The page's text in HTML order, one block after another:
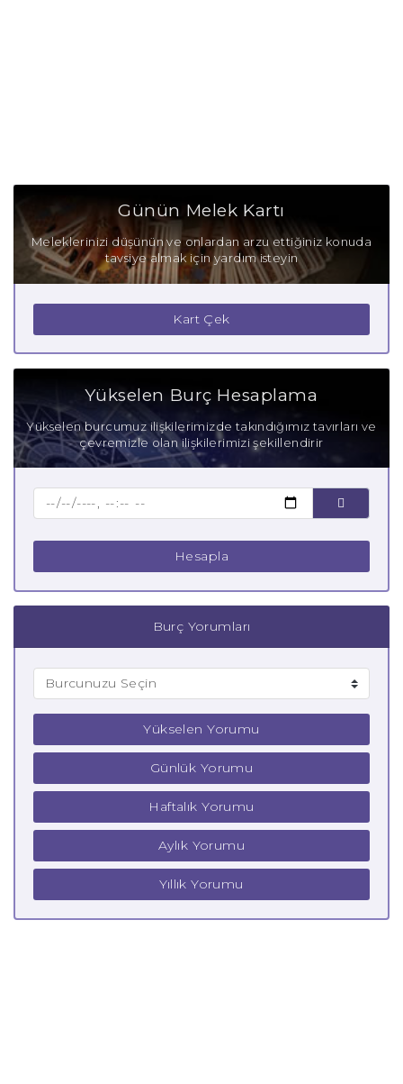
Günün Melek Kartı
Meleklerinizi düşünün ve onlardan arzu ettiğiniz konuda
tavsiye almak için yardım isteyin
Kart Çek
Yükselen Burç Hesaplama
Yükselen burcumuz ilişkilerimizde takındığımız tavırları ve
çevremizle olan ilişkilerimizi şekillendirir
Hesapla
Burç Yorumları
Yükselen Yorumu
Günlük Yorumu
Haftalık Yorumu
Aylık Yorumu
Yıllık Yorumu